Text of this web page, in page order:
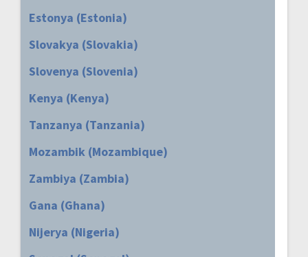
Estonya (Estonia)
Slovakya (Slovakia)
Slovenya (Slovenia)
Kenya (Kenya)
Tanzanya (Tanzania)
Mozambik (Mozambique)
Zambiya (Zambia)
Gana (Ghana)
Nijerya (Nigeria)